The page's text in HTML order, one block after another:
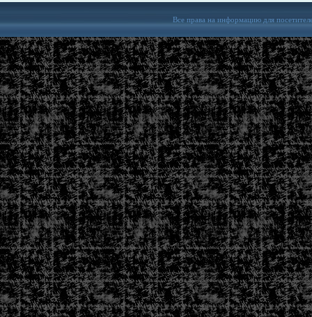
Все права на информацию для